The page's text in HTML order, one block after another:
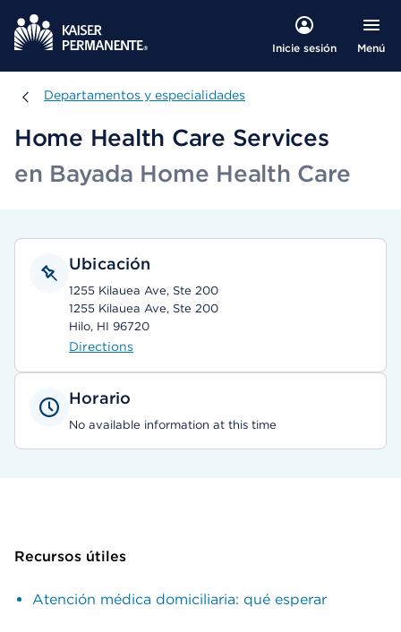
Inicie sesión Menú
Departamentos y especialidades
Departamentos y especialidades
Home Health Care Services
en Bayada Home Health Care
Ubicación
1255 Kilauea Ave, Ste 200
1255 Kilauea Ave, Ste 200
Hilo, HI 96720
Directions
Horario
No available information at this time
Recursos útiles
Atención médica domiciliaria: qué esperar